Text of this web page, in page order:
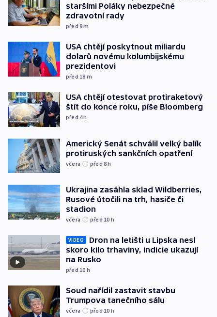
staršími Poláky nebezpečné
zdravotní rady
před 9m
USA chtějí poskytnout miliardu
dolarů novému kolumbijskému
prezidentovi
před 18 m
USA chtějí otestovat protiraketový
štít do konce roku, píše Bloomberg
před 4h
Americký Senát schválil velký balík
protiruských sankčních opatření
včera před 8h
Ukrajina zasáhla sklad Wildberries,
Rusové útočili na trh, hasiče či
stadion
včera před 10 h
VIDEO
Dron na letišti u Lipska nesl
skoro kilo trhaviny, indicie ukazují
na Rusko
před 10 h
Soud nařídil zastavit stavbu
Trumpova tanečního sálu
včera před 10 h